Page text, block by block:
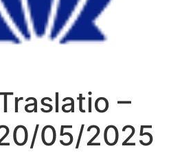
–
05/2025